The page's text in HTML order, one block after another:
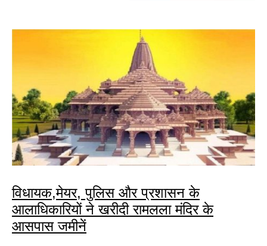
विधायक,मेयर, पुलिस और प्रशासन के
आलाधिकारियों ने खरीदी रामलला मंदिर के
आसपास जमीनें